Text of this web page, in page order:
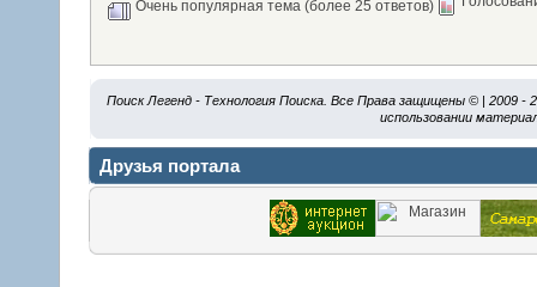
Очень популярная тема (более 25 ответов)
Поиск Легенд - Технология Поиска. Все Права защищены © | 2009 -
использовании
Друзья портала